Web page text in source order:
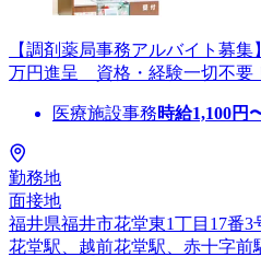
【調剤薬局事務アルバイト募
万円進呈 資格・経験一切不要
医療施設事務時給1,100円
勤務地
面接地
福井県福井市花堂東1丁目17番3
花堂駅、越前花堂駅、赤十字前